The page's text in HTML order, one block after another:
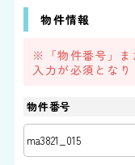
物件情報
※「物件番号」ま
入力が必須となり
物件番号